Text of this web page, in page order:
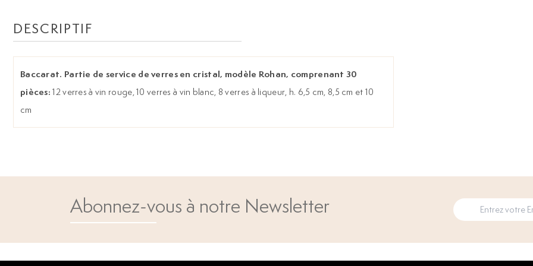
DESCRIPTIF
Baccarat. Partie de service de verres en cristal, modèle Rohan, comprenant 30
pièces: 12 verres à vin rouge, 10 verres à vin blanc, 8 verres à liqueur, h. 6,5 cm, 8,5 cm et 10
cm
Abonnez-vous à notre Newsletter